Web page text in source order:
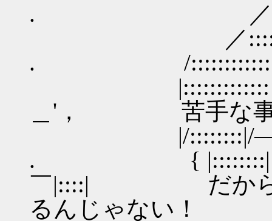
. ／
／
. /:::::::::::::::八
|::::::::::::: /＼
＿'， 苦手な事く
|/::::::::|/――＼
. { |::::::::|
￣|::::| だから表
るんじゃない！